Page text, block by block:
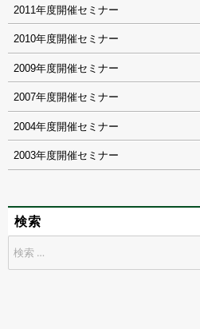
2011
2010
2009
2007
2004
2003
検索